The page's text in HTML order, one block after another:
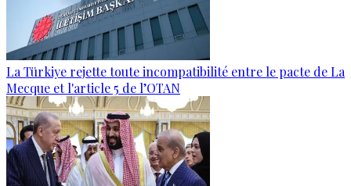
La Türkiye rejette toute incompatibilité entre le pacte de La
Mecque et l'article 5 de l’OTAN